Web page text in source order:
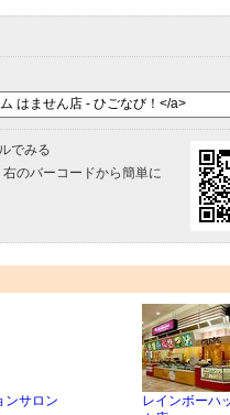
でみる
のバーコードから簡単に
ンサロン
レインボーハ